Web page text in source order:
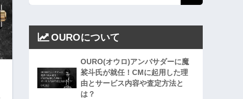
OUROについて
OURO(オウロ)アンバサダーに魔
裟斗氏が就任！CMに起用した理
由とサービス内容や査定方法と
は？